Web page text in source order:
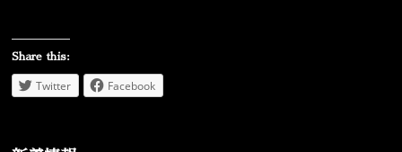
Share this:
Twitter Facebook